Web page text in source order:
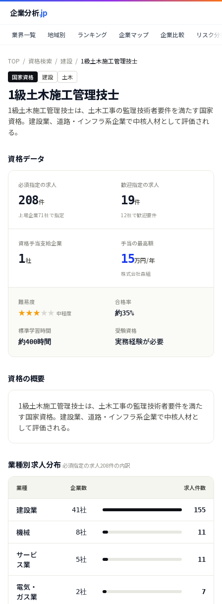
企業分析.jp
業界一覧 地域別 ランキング 企業マップ 企業比較 リスク分
TOP / 資格検索 / 建設 / 1級土木施工管理技士
国家資格 建設 土木
1級土木施工管理技士
1級土木施工管理技士は、土木工事の監理技術者要件を満たす国家
資格。建設業、道路・インフラ系企業で中核人材として評価され
る。
資格データ
必須指定の求人
208件
上場企業71社で指定
歓迎指定の求人
19件
12社で歓迎要件
資格手当支給企業
1社
手当の最高額
15万円/年
株式会社森組
難易度
★★★★★ 中程度
合格率
約35%
標準学習時間
約400時間
受験資格
実務経験が必要
資格の概要
1級土木施工管理技士は、土木工事の監理技術者要件を満た
す国家資格。建設業、道路・インフラ系企業で中核人材と
して評価される。
業種別 求人分布必須指定の求人208件の内訳
業種 企業数 求人件数
建設業 41社 155
機械 8社 11
サービ
ス業
5社 11
電気・
ガス業
2社 7